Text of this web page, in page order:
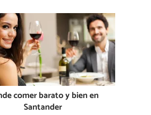
comer barato y bien en
Santander